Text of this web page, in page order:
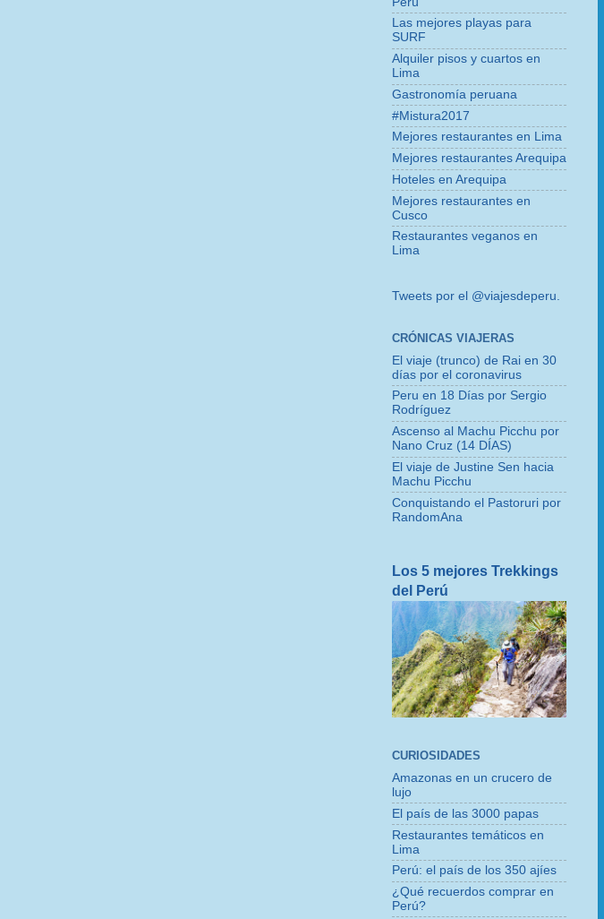
Las mejores playas para
SURF
Alquiler pisos y cuartos en
Lima
Gastronomía peruana
#Mistura2017
Mejores restaurantes en Lima
Mejores restaurantes Arequipa
Hoteles en Arequipa
Mejores restaurantes en
Cusco
Restaurantes veganos en
Lima
Tweets por el @viajesdeperu.
CRÓNICAS VIAJERAS
El viaje (trunco) de Rai en 30
días por el coronavirus
Peru en 18 Días por Sergio
Rodríguez
Ascenso al Machu Picchu por
Nano Cruz (14 DÍAS)
El viaje de Justine Sen hacia
Machu Picchu
Conquistando el Pastoruri por
RandomAna
Los 5 mejores Trekkings
del Perú
CURIOSIDADES
Amazonas en un crucero de
lujo
El país de las 3000 papas
Restaurantes temáticos en
Lima
Perú: el país de los 350 ajíes
¿Qué recuerdos comprar en
Perú?